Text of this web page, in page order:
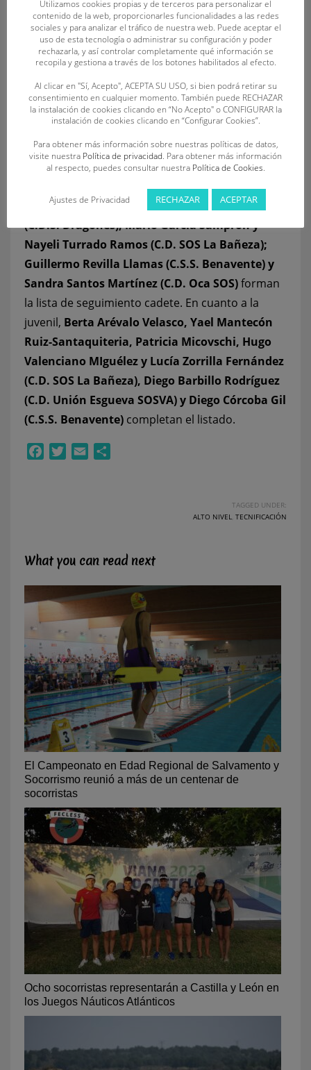
seguimiento absoluta son: Carolina Ganado
Amador y Javier Huerga Sánchez (C.S.S.
Benavente); y Alberto Turrado Álvarez (C.D. SOS
En la categoría infantil la Federación Nacional
cuenta conCelia Alija Valenciano (C.D. SOS La
Bañeza), Borja González Gallego (C.D. Cisne
SOS), Paula Martínez González (C.S.S.
Benavente) y Alex Miñambres Melgosa (C.D.
Unión Esgueva SOSVA). Irene Calvo Julián
(C.D.S. Dragones), Mario García Samprón y
Nayeli Turrado Ramos (C.D. SOS La Bañeza);
Guillermo Revilla Llamas (C.S.S. Benavente) y
Sandra Santos Martínez (C.D. Oca SOS)forman
la lista de seguimiento cadete. En cuanto a la
juvenil, Berta Arévalo Velasco, Yael Mantecón
Ruiz-Santaquiteria, Patricia Micovschi, Hugo
Valenciano MIguélez y Lucía Zorrilla Fernández
(C.D. SOS La Bañeza), Diego Barbillo Rodríguez
(C.D. Unión Esgueva SOSVA) y Diego Córcoba Gil
(C.S.S. Benavente) completan el listado.
FacebookTwitterEmail
TAGGED UNDER:
ALTO NIVEL, TECNIFICACIÓN
What you can read next
El Campeonato en Edad Regional de Salvamento y
Socorrismo reunió a más de un centenar de
socorristas
Ocho socorristas representarán a Castilla y León en
los Juegos Náuticos Atlánticos
Utilizamos cookies propias y de terceros para personalizar el
contenido de la web, proporcionarles funcionalidades a las redes
sociales y para analizar el tráfico de nuestra web. Puede aceptar el
uso de esta tecnología o administrar su configuración y poder
rechazarla, y así controlar completamente qué información se
recopila y gestiona a través de los botones habilitados al efecto.
Al clicar en "Sí, Acepto", ACEPTA SU USO, si bien podrá retirar su
consentimiento en cualquier momento. También puede RECHAZAR
la instalación de cookies clicando en “No Acepto" o CONFIGURAR la
instalación de cookies clicando en “Configurar Cookies”.
Para obtener más información sobre nuestras políticas de datos,
visite nuestra Política de privacidad. Para obtener más información
al respecto, puedes consultar nuestra Política de Cookies.
Ajustes de Privacidad RECHAZAR ACEPTAR